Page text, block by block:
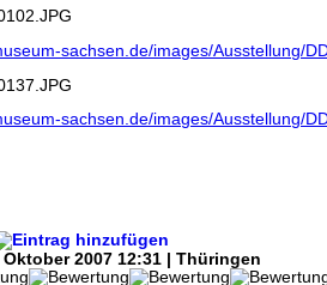
sachsen.de/images/Ausstellung/
sachsen.de/images/Ausstellung/
2007 12:31 | Thüringen